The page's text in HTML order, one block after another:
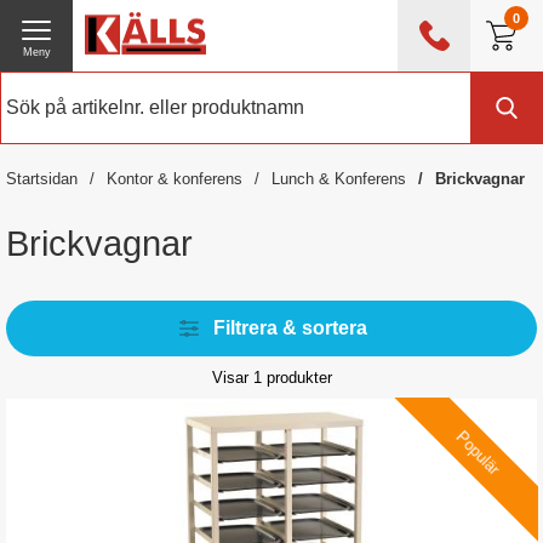
0
0476 - 214 80
Meny
Startsidan Kontor & konferens Lunch & Konferens Brickvagnar
Brickvagnar
Filtrera & sortera
Visar 1produkter
Populär